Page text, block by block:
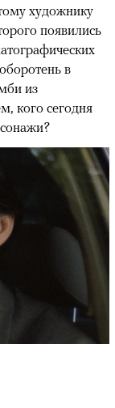
художнику
появились
в
из
кого сегодня